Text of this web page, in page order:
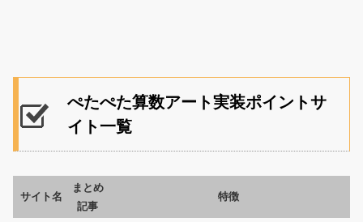
ぺたぺた算数アート実装ポイントサ
イト一覧
サイト名
まとめ
記事
特徴